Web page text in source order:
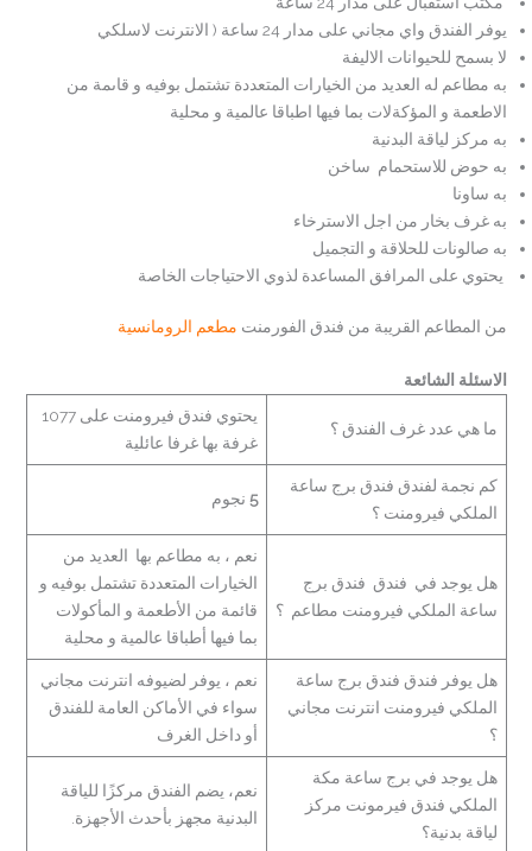
يوفر الفندق واي مجاني على مدار 24 ساعة ( الانترنت لاسلكي
لا بسمح للحيوانات الاليفة
به مطاعم له العديد من الخيارات المتعددة تشتمل بوفيه و قاىمة من
الاطعمة و المؤكةلات بما فيها اطباقا عالمية و محلية
به مركز لياقة البدنية
به حوض للاستحمام ساخن
به ساونا
به غرف بخار من اجل الاسترخاء
به صالونات للحلاقة و التجميل
يحتوي على المرافق المساعدة لذوي الاحتياجات الخاصة
من المطاعم القريبة من فندق الفورمنت مطعم الرومانسية
الاسئلة الشائعة
ما هي عدد غرف الفندق ؟
يحتوي فندق فيرومنت على 1077
غرفة بها غرفا عائلية
كم نجمة لفندق فندق برج ساعة
الملكي فيرومنت ؟
5 نجوم
هل يوجد في فندق فندق برج
ساعة الملكي فيرومنت مطاعم ؟
نعم ، به مطاعم بها العديد من
الخيارات المتعددة تشتمل بوفيه و
قائمة من الأطعمة و المأكولات
بما فيها أطباقا عالمية و محلية
هل يوفر فندق فندق برج ساعة
الملكي فيرومنت انترنت مجاني
؟
نعم ، يوفر لضيوفه انترنت مجاني
سواء في الأماكن العامة للفندق
أو داخل الغرف
هل يوجد في برج ساعة مكة
الملكي فندق فيرمونت مركز
لياقة بدنية؟
نعم، يضم الفندق مركزًا للياقة
البدنية مجهز بأحدث الأجهزة.